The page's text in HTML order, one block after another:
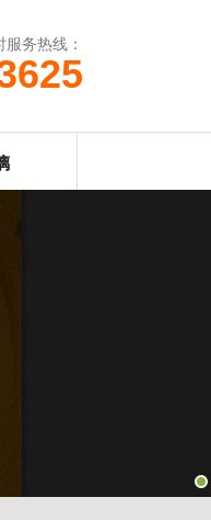
务热线：